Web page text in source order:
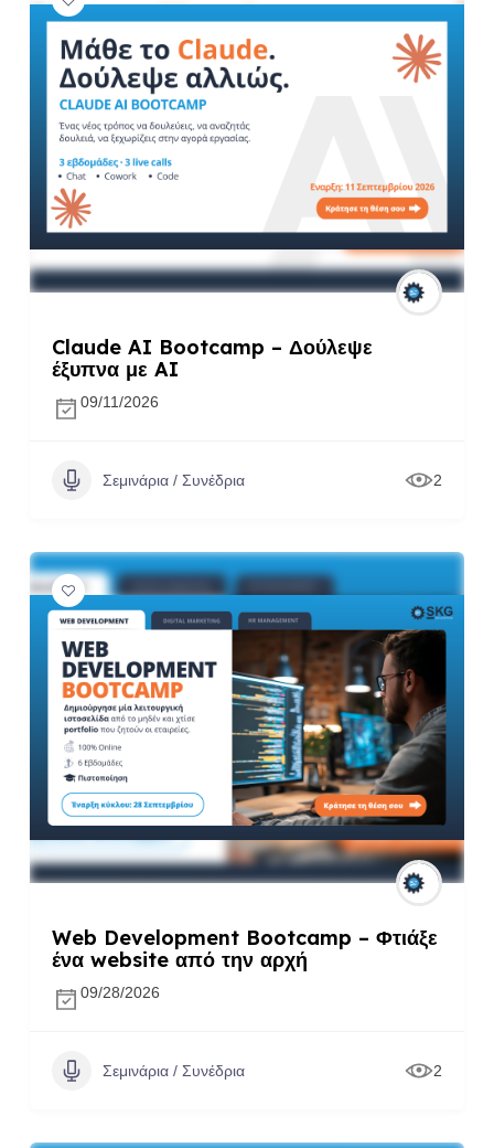
Claude AI Bootcamp – Δούλεψε
έξυπνα με AI
09/11/2026
Σεμινάρια / Συνέδρια 2
Web Development Bootcamp – Φτιάξε
ένα website από την αρχή
09/28/2026
Σεμινάρια / Συνέδρια 2